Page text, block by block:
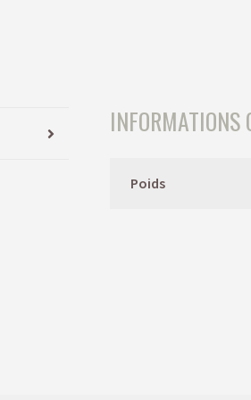
INFORMATIONS
Poids